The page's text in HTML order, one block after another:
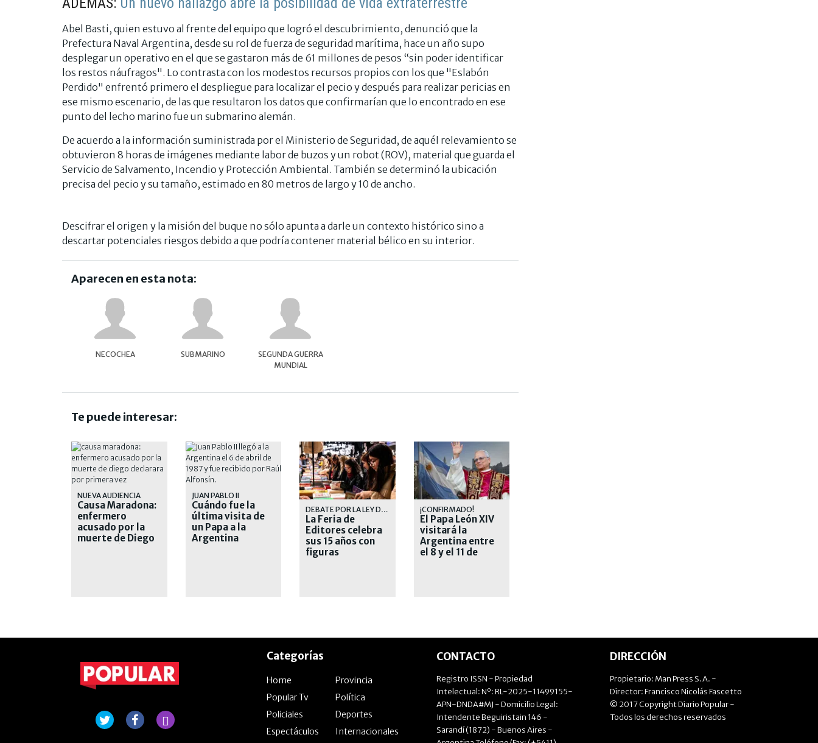
Abel Basti, quien estuvo al frente del equipo que logró el descubrimiento, denunció que la
Prefectura Naval Argentina, desde su rol de fuerza de seguridad marítima, hace un año supo
desplegar un operativo en el que se gastaron más de 61 millones de pesos “sin poder identificar
los restos náufragos". Lo contrasta con los modestos recursos propios con los que "Eslabón
Perdido" enfrentó primero el despliegue para localizar el pecio y después para realizar pericias en
ese mismo escenario, de las que resultaron los datos que confirmarían que lo encontrado en ese
punto del lecho marino fue un submarino alemán.
De acuerdo a la información suministrada por el Ministerio de Seguridad, de aquél relevamiento se
obtuvieron 8 horas de imágenes mediante labor de buzos y un robot (ROV), material que guarda el
Servicio de Salvamento, Incendio y Protección Ambiental. También se determinó la ubicación
precisa del pecio y su tamaño, estimado en 80 metros de largo y 10 de ancho.
Descifrar el origen y la misión del buque no sólo apunta a darle un contexto histórico sino a
descartar potenciales riesgos debido a que podría contener material bélico en su interior.
Aparecen en esta nota:
NECOCHEA SUBMARINO
SEGUNDA GUERRA
MUNDIAL
Te puede interesar:
NUEVA AUDIENCIA
Causa Maradona:
enfermero
acusado por la
muerte de Diego
JUAN PABLO II
Cuándo fue la
última visita de
un Papa a la
Argentina
DEBATE POR LA LEY DEL LIBRO
La Feria de
Editores celebra
sus 15 años con
figuras
¡CONFIRMADO!
El Papa León XIV
visitará la
Argentina entre
el 8 y el 11 de
Categorías
Home
Provincia
Popular Tv
Política
Policiales
Deportes
Espectáculos
Internacionales
CONTACTO
Registro ISSN - Propiedad
Intelectual: Nº: RL-2025-11499155-
APN-DNDA#MJ - Domicilio Legal:
Intendente Beguiristain 146 -
Sarandí (1872) - Buenos Aires -
DIRECCIÓN
Propietario: Man Press S.A. -
Director: Francisco Nicolás Fascetto
© 2017 Copyright Diario Popular -
Todos los derechos reservados